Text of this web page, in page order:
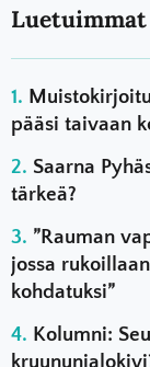
Luetuimmat
pääsi taivaan
Saarna
tärkeä?
”Rauman
jossa
kohdatuksi”
Kolumni: